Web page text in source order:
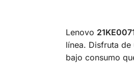
Lenovo
línea. Disfruta
bajo consumo